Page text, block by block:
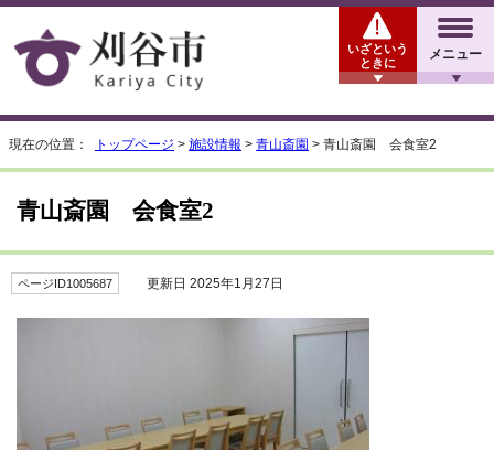
メニュー
いざという
ときに
現在の位置： トップページ > 施設情報 > 青山斎園 > 青山斎園 会食室2
青山斎園 会食室2
ページID1005687 更新日 2025年1月27日